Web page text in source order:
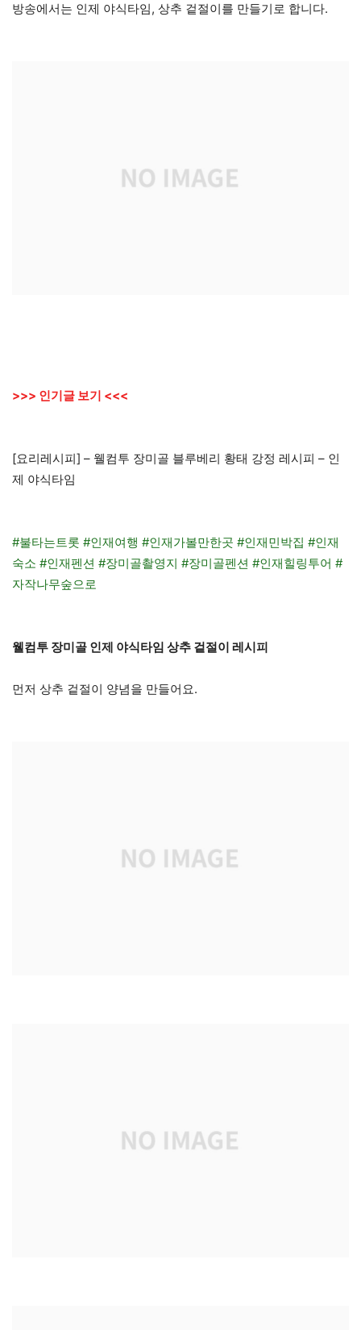
방송에서는 인제 야식타임, 상추 겉절이를 만들기로 합니다.
>>> 인기글 보기 <<<
[요리레시피] – 웰컴투 장미골 블루베리 황태 강정 레시피 – 인
제 야식타임
#불타는트롯 #인재여행 #인재가볼만한곳 #인재민박집 #인재
숙소 #인재펜션 #장미골촬영지 #장미골펜션 #인재힐링투어 #
자작나무숲으로
웰컴투 장미골 인제 야식타임 상추 겉절이 레시피
먼저 상추 겉절이 양념을 만들어요.